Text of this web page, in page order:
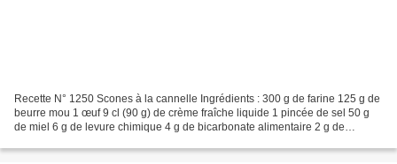
Recette N° 1250 Scones à la cannelle Ingrédients : 300 g de farine 125 g de
beurre mou 1 œuf 9 cl (90 g) de crème fraîche liquide 1 pincée de sel 50 g
de miel 6 g de levure chimique 4 g de bicarbonate alimentaire 2 g de